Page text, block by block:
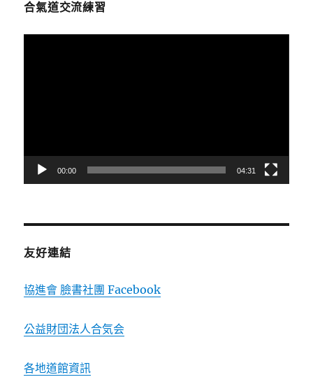
合氣道交流練習
00:00 04:31
友好連結
協進會 臉書社團 Facebook
公益財団法人合気会
各地道館資訊